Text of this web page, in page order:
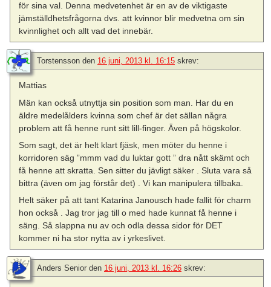
för sina val. Denna medvetenhet är en av de viktigaste
jämställdhetsfrågorna dvs. att kvinnor blir medvetna om sin
kvinnlighet och allt vad det innebär.
Torstensson den 16 juni, 2013 kl. 16:15 skrev:
Mattias
Män kan också utnyttja sin position som man. Har du en
äldre medelålders kvinna som chef är det sällan några
problem att få henne runt sitt lill-finger. Även på högskolor.
Som sagt, det är helt klart fjäsk, men möter du henne i
korridoren säg ”mmm vad du luktar gott ” dra nått skämt och
få henne att skratta. Sen sitter du jävligt säker . Sluta vara så
bittra (även om jag förstår det) . Vi kan manipulera tillbaka.
Helt säker på att tant Katarina Janousch hade fallit för charm
hon också . Jag tror jag till o med hade kunnat få henne i
säng. Så slappna nu av och odla dessa sidor för DET
kommer ni ha stor nytta av i yrkeslivet.
Anders Senior den 16 juni, 2013 kl. 16:26 skrev: